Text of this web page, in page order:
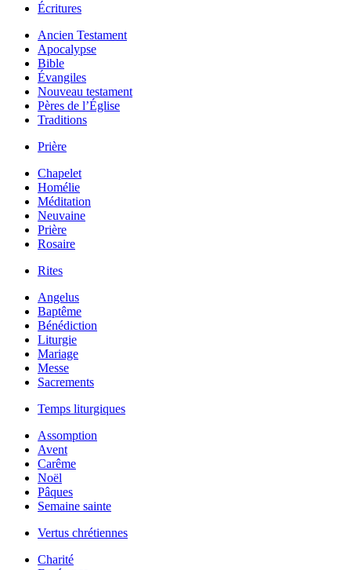
Écritures
Ancien Testament
Apocalypse
Bible
Évangiles
Nouveau testament
Pères de l’Église
Traditions
Prière
Chapelet
Homélie
Méditation
Neuvaine
Prière
Rosaire
Rites
Angelus
Baptême
Bénédiction
Liturgie
Mariage
Messe
Sacrements
Temps liturgiques
Assomption
Avent
Carême
Noël
Pâques
Semaine sainte
Vertus chrétiennes
Charité